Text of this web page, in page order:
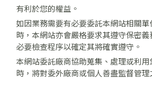
有利於您的權益。
如因業務需要有必要委託本網站相關
時，本網站亦會嚴格要求其遵守保密
必要檢查程序以確定其將確實遵守。
本網站委託廠商協助蒐集、處理或利
時，將對委外廠商或個人善盡監督管理